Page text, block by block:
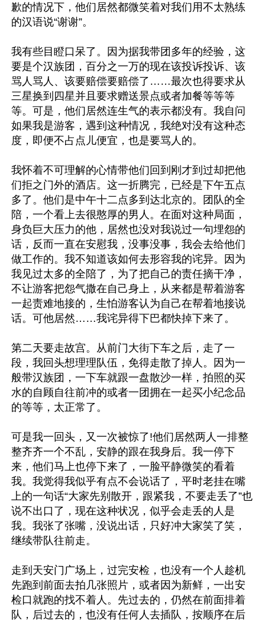
歉的情况下，他们居然都微笑着对我们用不太熟练
的汉语说“谢谢”。
我有些目瞪口呆了。因为据我带团多年的经验，这
要是个汉族团，百分之一万的现在该投诉投诉、该
骂人骂人、该要赔偿要赔偿了……最次也得要求从
三星换到四星并且要求赠送景点或者加餐等等等
等。可是，他们居然连生气的表示都没有。我自问
如果我是游客，遇到这种情况，我绝对没有这种态
度，即便不占点儿便宜，也是要骂人的。
我怀着不可理解的心情带他们回到刚才到过却把他
们拒之门外的酒店。这一折腾完，已经是下午五点
多了。他们是中午十二点多到达北京的。团队的全
陪，一个看上去很憨厚的男人。在面对这种局面，
身负巨大压力的他，居然也没对我说过一句埋怨的
话，反而一直在安慰我，没事没事，我会去给他们
做工作的。我不知道该如何去形容我的诧异。因为
我见过太多的全陪了，为了把自己的责任摘干净，
不让游客把怨气撒在自己身上，从来都是帮着游客
一起责难地接的，生怕游客认为自己在帮着地接说
话。可他居然……我诧异得下巴都快掉下来了。
第二天要走故宫。从前门大街下车之后，走了一
段，我回头想理理队伍，免得走散了掉人。因为一
般带汉族团，一下车就跟一盘散沙一样，拍照的买
水的自顾自往前冲的或者一团拥在一起买小纪念品
的等等，太正常了。
可是我一回头，又一次被惊了!他们居然两人一排整
整齐齐一个不乱，安静的跟在我身后。我一停下
来，他们马上也停下来了，一脸平静微笑的看着
我。我觉得我似乎有点不会说话了，平时老挂在嘴
上的一句话“大家先别散开，跟紧我，不要走丢了”也
说不出口了，现在这种状况，似乎会走丢的人是
我。我张了张嘴，没说出话，只好冲大家笑了笑，
继续带队往前走。
走到天安门广场上，过完安检，也没有一个人趁机
先跑到前面去拍几张照片，或者因为新鲜，一出安
检口就跑的找不着人。先过去的，仍然在前面排着
队，后过去的，也没有任何人去插队，按顺序在后